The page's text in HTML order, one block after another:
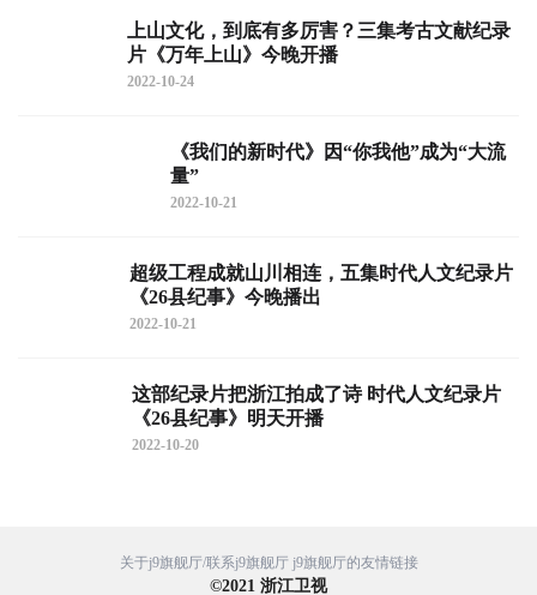
上山文化，到底有多厉害？三集考古文献纪录
片《万年上山》今晚开播
2022-10-24
《我们的新时代》因“你我他”成为“大流
量”
2022-10-21
超级工程成就山川相连，五集时代人文纪录片
《26县纪事》今晚播出
2022-10-21
这部纪录片把浙江拍成了诗 时代人文纪录片
《26县纪事》明天开播
2022-10-20
关于j9旗舰厅/联系j9旗舰厅 j9旗舰厅的友情链接
©2021 浙江卫视